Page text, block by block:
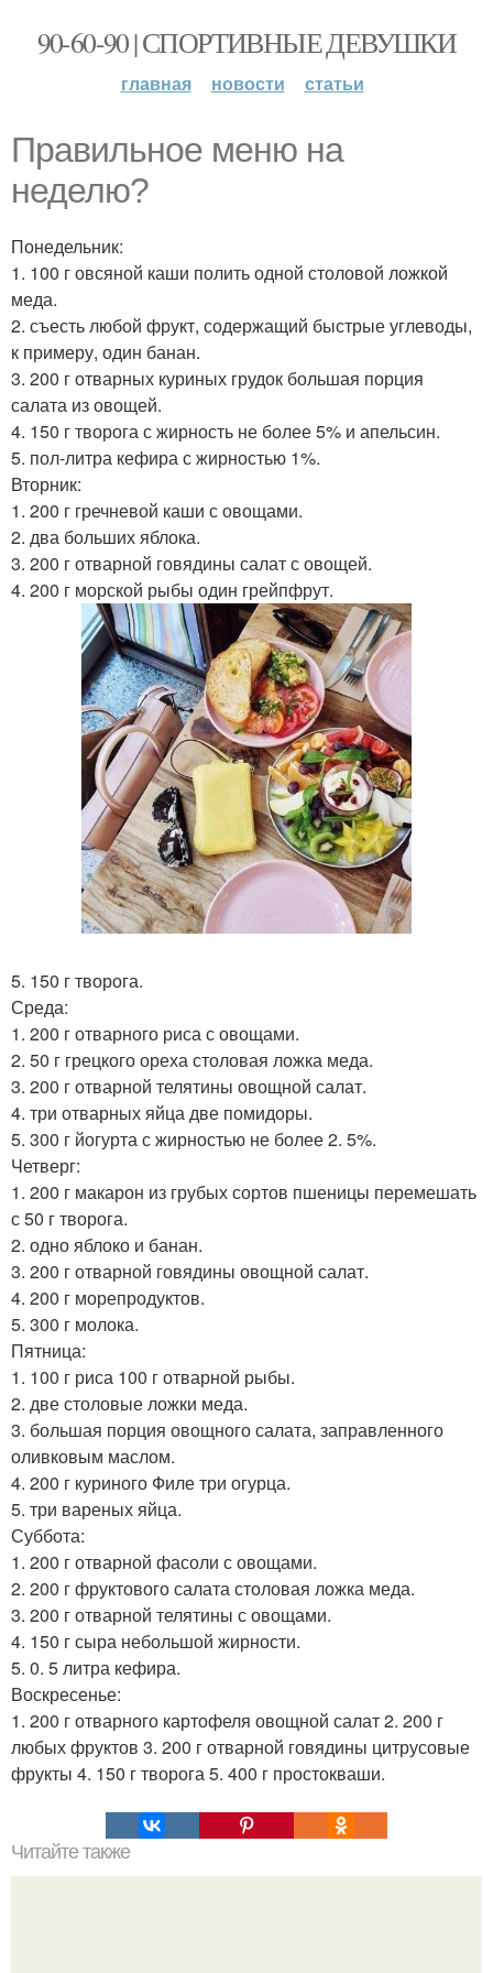
90-60-90 | СПОРТИВНЫЕ ДЕВУШКИ
главная новости статьи
Правильное меню на
неделю?
Понедельник:
1. 100 г овсяной каши полить одной столовой ложкой
меда.
2. съесть любой фрукт, содержащий быстрые углеводы,
к примеру, один банан.
3. 200 г отварных куриных грудок большая порция
салата из овощей.
4. 150 г творога с жирность не более 5% и апельсин.
5. пол-литра кефира с жирностью 1%.
Вторник:
1. 200 г гречневой каши с овощами.
2. два больших яблока.
3. 200 г отварной говядины салат с овощей.
4. 200 г морской рыбы один грейпфрут.
5. 150 г творога.
Среда:
1. 200 г отварного риса с овощами.
2. 50 г грецкого ореха столовая ложка меда.
3. 200 г отварной телятины овощной салат.
4. три отварных яйца две помидоры.
5. 300 г йогурта с жирностью не более 2. 5%.
Четверг:
1. 200 г макарон из грубых сортов пшеницы перемешать
с 50 г творога.
2. одно яблоко и банан.
3. 200 г отварной говядины овощной салат.
4. 200 г морепродуктов.
5. 300 г молока.
Пятница:
1. 100 г риса 100 г отварной рыбы.
2. две столовые ложки меда.
3. большая порция овощного салата, заправленного
оливковым маслом.
4. 200 г куриного Филе три огурца.
5. три вареных яйца.
Суббота:
1. 200 г отварной фасоли с овощами.
2. 200 г фруктового салата столовая ложка меда.
3. 200 г отварной телятины с овощами.
4. 150 г сыра небольшой жирности.
5. 0. 5 литра кефира.
Воскресенье:
1. 200 г отварного картофеля овощной салат 2. 200 г
любых фруктов 3. 200 г отварной говядины цитрусовые
фрукты 4. 150 г творога 5. 400 г простокваши.
Читайте также